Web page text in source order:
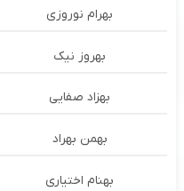
بهرام نوروزی
بهروز نیک
بهزاد صفایی
بهمن بهراد
بهنام اختیاری